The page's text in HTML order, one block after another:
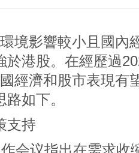
境影響較小且國內
於港股。在經歷過
經濟和股市表現有
如下。
支持
会议指出在需求收